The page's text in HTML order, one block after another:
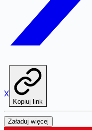
X
Kopiuj link
Załaduj więcej